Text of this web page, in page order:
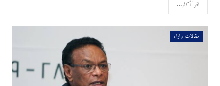
اقرأ أكثر...
مقالات واراء